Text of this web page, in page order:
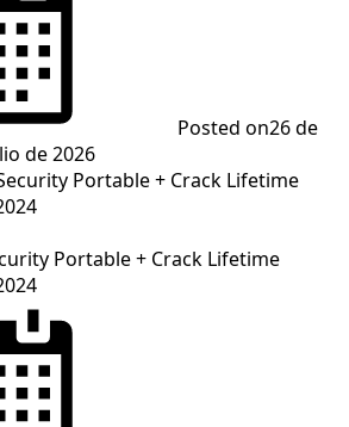
Posted on26 de
de 2026
Portable + Crack Lifetime